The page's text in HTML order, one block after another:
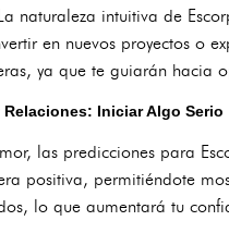
naturaleza intuitiva de
en nuevos proyectos o
ya que te guiarán hacia
Relaciones: Iniciar Algo Serio
las predicciones para
positiva, permitiéndote
lo que aumentará tu